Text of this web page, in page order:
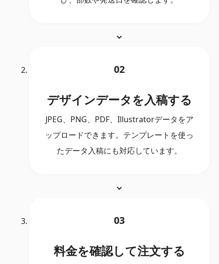
02
デザインデータを入稿する
JPEG、PNG、PDF、Illustratorデータをア
ップロードできます。テンプレートを使っ
たデータ入稿にも対応しています。
03
料金を確認して注文する